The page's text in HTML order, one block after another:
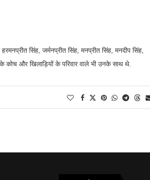
सिंह, जर्मनप्रीत सिंह, मनप्रीत सिंह, मनदीप सिंह,
कोच और खिलाड़ियों के परिवार वाले भी उनके साथ थे.